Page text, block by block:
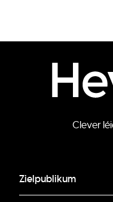
Clever
Zielpublikum